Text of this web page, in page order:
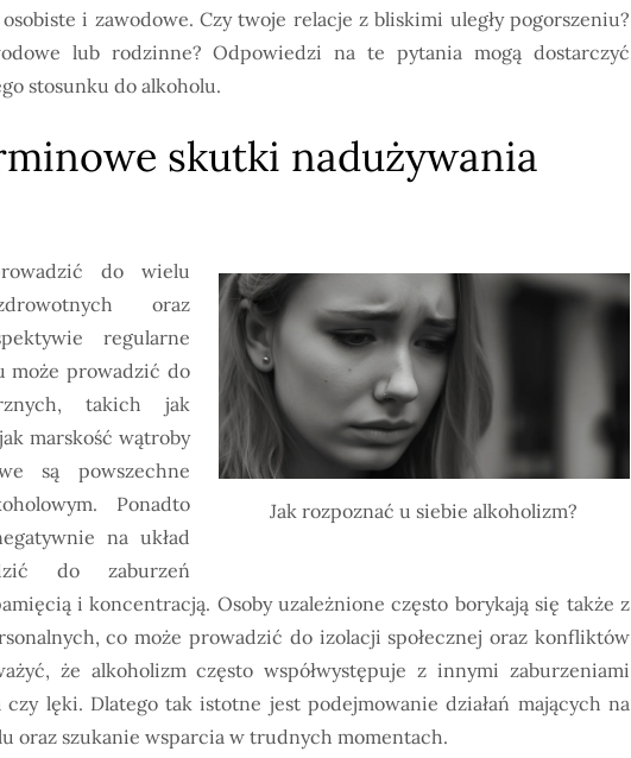
i zawodowe. Czy twoje relacje z bliskimi uległy pogorszeniu?
lub rodzinne? Odpowiedzi na te pytania mogą dostarczyć
stosunku do alkoholu.
skutki nadużywania
Jak rozpoznać u siebie alkoholizm?
do wielu
oraz
regularne
może prowadzić do
takich jak
marskość wątroby
są powszechne
Ponadto
na układ
do zaburzeń
i koncentracją. Osoby uzależnione często borykają się także z
co może prowadzić do izolacji społecznej oraz konfliktów
że alkoholizm często współwystępuje z innymi zaburzeniami
lęki. Dlatego tak istotne jest podejmowanie działań mających na
oraz szukanie wsparcia w trudnych momentach.